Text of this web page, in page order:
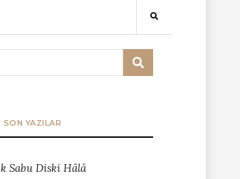
SON YAZILAR
Sabu Diski Hâlâ